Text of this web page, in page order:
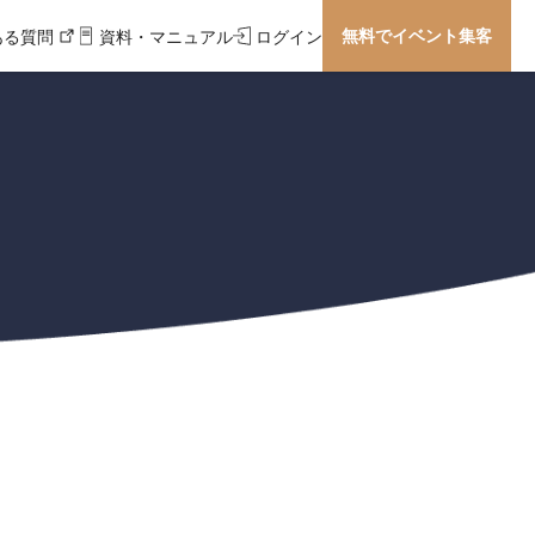
質問 資料・マニュアル ログイン 無料でイベント集客